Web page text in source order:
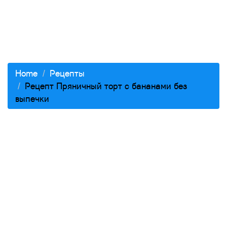
Home
Рецепты
Рецепт Пряничный торт с бананами без
выпечки